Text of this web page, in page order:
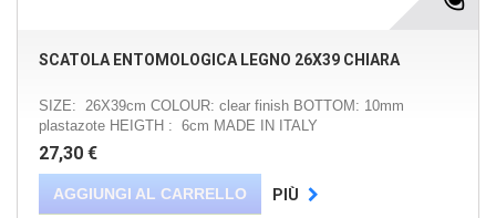
SCATOLA ENTOMOLOGICA LEGNO 26X39 CHIARA
SIZE: 26X39cm COLOUR: clear finish BOTTOM: 10mm
plastazote HEIGTH : 6cm MADE IN ITALY
27,30 €
AGGIUNGI AL CARRELLO PIÙ